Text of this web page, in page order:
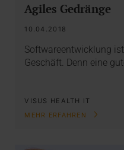
Agiles Gedränge
10.04.2018
Softwareentwicklung
Geschäft. Denn eine
VISUS HEALTH IT
MEHR ERFAHREN